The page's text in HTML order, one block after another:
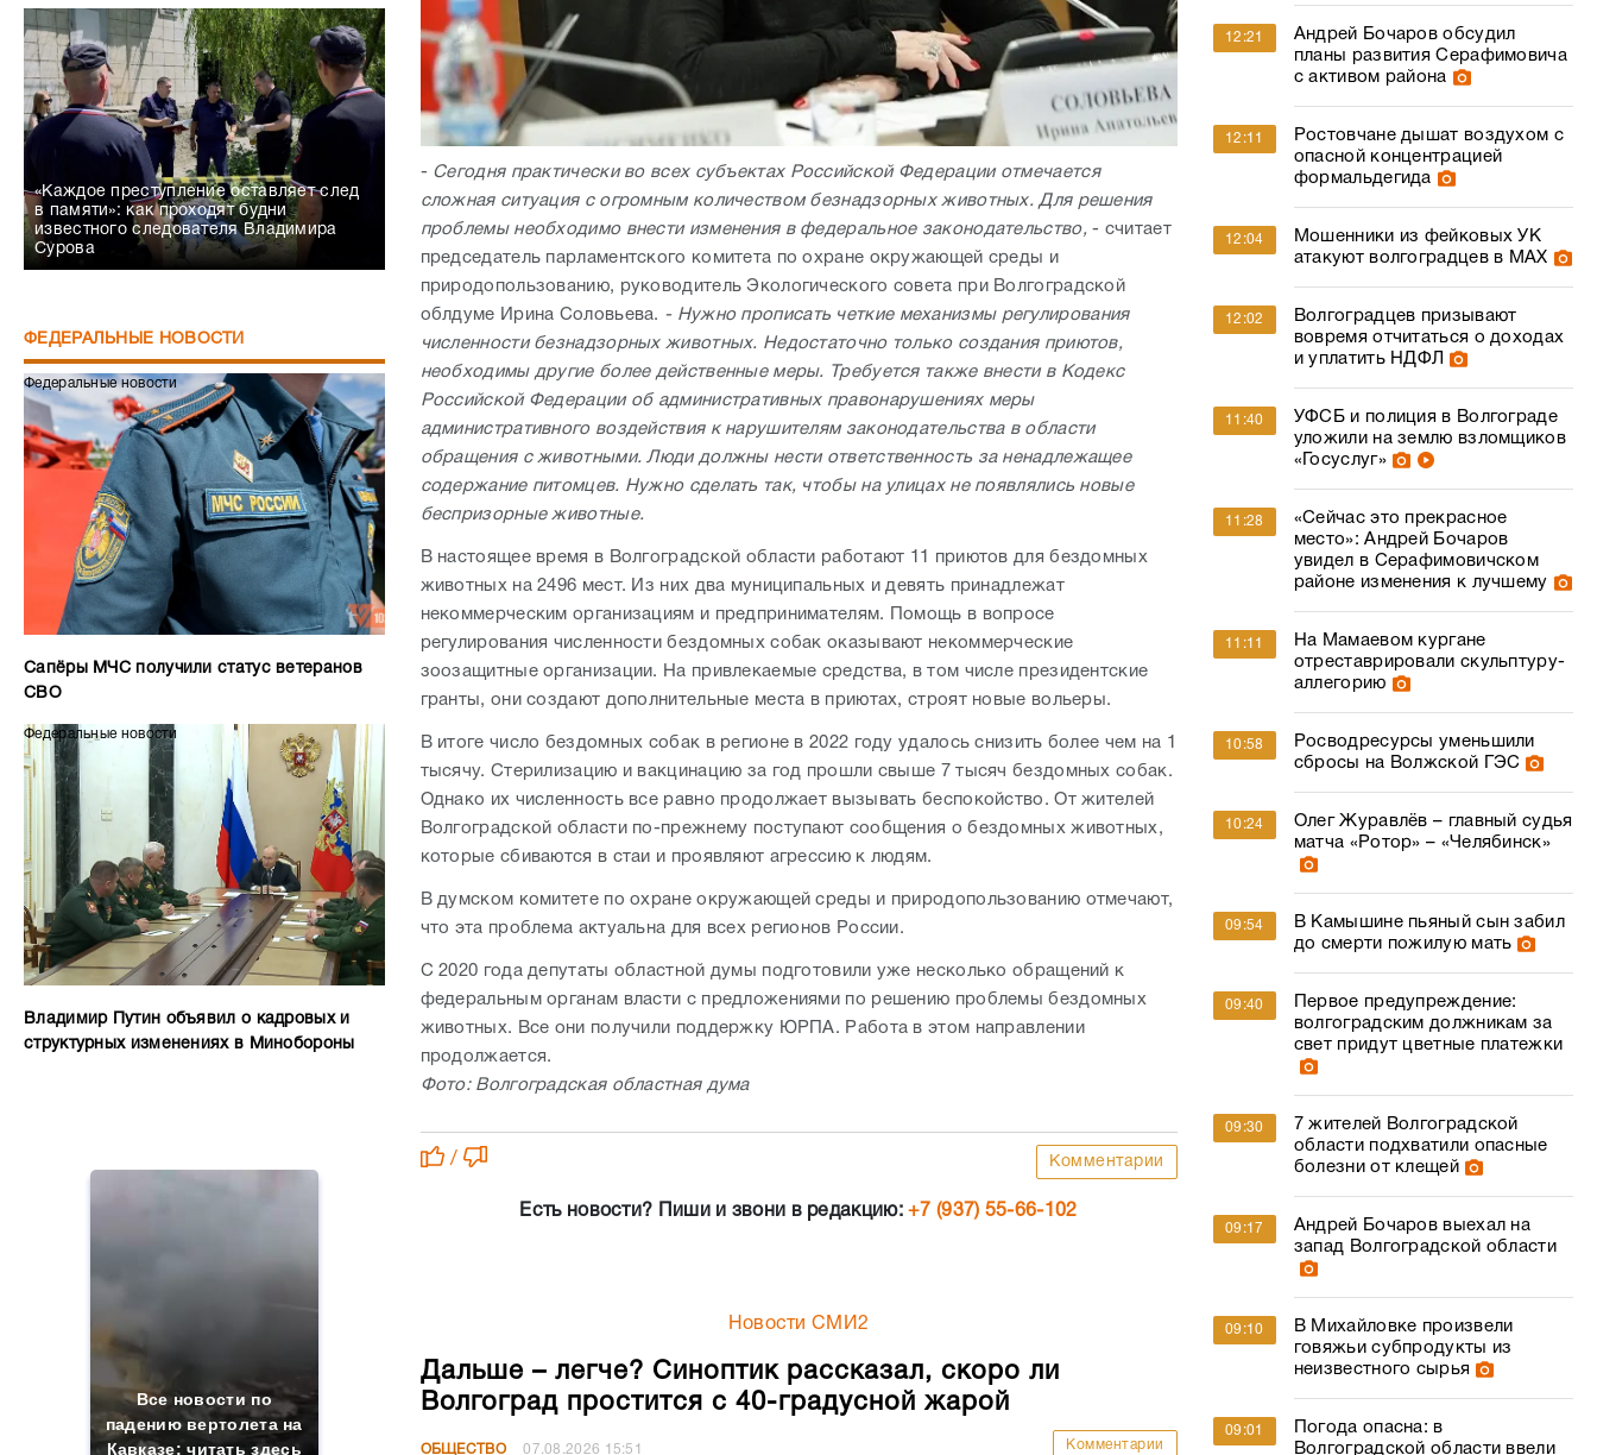
«Каждое преступление оставляет след
в памяти»: как проходят будни
известного следователя Владимира
Сурова
ФЕДЕРАЛЬНЫЕ НОВОСТИ
Федеральные новости
Сапёры МЧС получили статус ветеранов
СВО
Федеральные новости
Владимир Путин объявил о кадровых и
структурных изменениях в Минобороны
Все новости по
падению вертолета на
Кавказе: читать здесь
- Сегодня практически во всех субъектах Российской Федерации отмечается
сложная ситуация с огромным количеством безнадзорных животных. Для решения
проблемы необходимо внести изменения в федеральное законодательство,- считает
председатель парламентского комитета по охране окружающей среды и
природопользованию, руководитель Экологического совета при Волгоградской
облдуме Ирина Соловьева. - Нужно прописать четкие механизмы регулирования
численности безнадзорных животных. Недостаточно только создания приютов,
необходимы другие более действенные меры. Требуется также внести в Кодекс
Российской Федерации об административных правонарушениях меры
административного воздействия к нарушителям законодательства в области
обращения с животными. Люди должны нести ответственность за ненадлежащее
содержание питомцев. Нужно сделать так, чтобы на улицах не появлялись новые
беспризорные животные.
В настоящее время в Волгоградской области работают 11 приютов для бездомных
животных на 2496 мест. Из них два муниципальных и девять принадлежат
некоммерческим организациям и предпринимателям. Помощь в вопросе
регулирования численности бездомных собак оказывают некоммерческие
зоозащитные организации. На привлекаемые средства, в том числе президентские
гранты, они создают дополнительные места в приютах, строят новые вольеры.
В итоге число бездомных собак в регионе в 2022 году удалось снизить более чем на 1
тысячу. Стерилизацию и вакцинацию за год прошли свыше 7 тысяч бездомных собак.
Однако их численность все равно продолжает вызывать беспокойство. От жителей
Волгоградской области по-прежнему поступают сообщения о бездомных животных,
которые сбиваются в стаи и проявляют агрессию к людям.
В думском комитете по охране окружающей среды и природопользованию отмечают,
что эта проблема актуальна для всех регионов России.
С 2020 года депутаты областной думы подготовили уже несколько обращений к
федеральным органам власти с предложениями по решению проблемы бездомных
животных. Все они получили поддержку ЮРПА. Работа в этом направлении
продолжается.
Фото: Волгоградская областная дума
/ Комментарии
Есть новости? Пиши и звони в редакцию:+7 (937) 55-66-102
Новости СМИ2
Дальше – легче? Синоптик рассказал, скоро ли
Волгоград простится с 40-градусной жарой
ОБЩЕСТВО 07.08.2026 15:51 Комментарии
12:21
Андрей Бочаров обсудил
планы развития Серафимовича
с активом района
12:11
Ростовчане дышат воздухом с
опасной концентрацией
формальдегида
12:04
Мошенники из фейковых УК
атакуют волгоградцев в МАХ
12:02
Волгоградцев призывают
вовремя отчитаться о доходах
и уплатить НДФЛ
11:40
УФСБ и полиция в Волгограде
уложили на землю взломщиков
«Госуслуг»
11:28
«Сейчас это прекрасное
место»: Андрей Бочаров
увидел в Серафимовичском
районе изменения к лучшему
11:11
На Мамаевом кургане
отреставрировали скульптуру-
аллегорию
10:58
Росводресурсы уменьшили
сбросы на Волжской ГЭС
10:24
Олег Журавлёв – главный судья
матча «Ротор» – «Челябинск»
09:54
В Камышине пьяный сын забил
до смерти пожилую мать
09:40
Первое предупреждение:
волгоградским должникам за
свет придут цветные платежки
09:30
7 жителей Волгоградской
области подхватили опасные
болезни от клещей
09:17
Андрей Бочаров выехал на
запад Волгоградской области
09:10
В Михайловке произвели
говяжьи субпродукты из
неизвестного сырья
09:01
Погода опасна: в
Волгоградской области ввели